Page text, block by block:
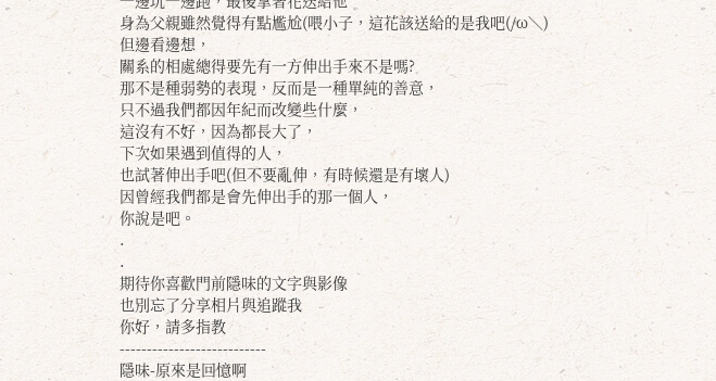
身為父親雖然覺得有點尷尬(喂小子，這花該送給的是我吧(/ω＼)
但邊看邊想，
關系的相處總得要先有一方伸出手來不是嗎?
那不是種弱勢的表現，反而是一種單純的善意，
只不過我們都因年紀而改變些什麼，
這沒有不好，因為都長大了，
下次如果遇到值得的人，
也試著伸出手吧(但不要亂伸，有時候還是有壞人)
因曾經我們都是會先伸出手的那一個人，
你說是吧。
.
.
期待你喜歡門前隱味的文字與影像
也別忘了分享相片與追蹤我
你好，請多指教
---------------------------
隱味-原來是回憶啊